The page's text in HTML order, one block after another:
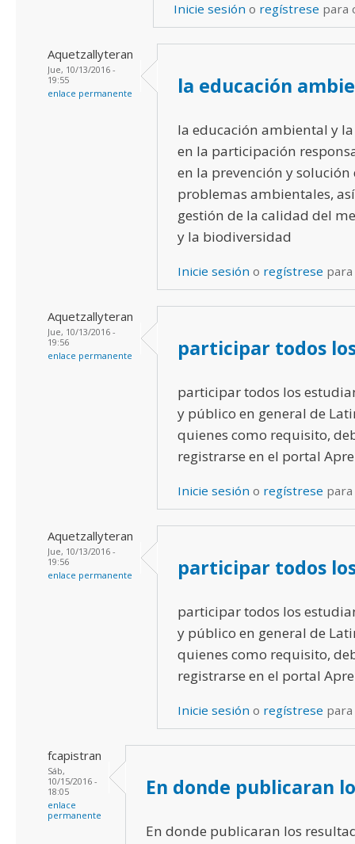
Inicie sesión o regístrese para
Aquetzallyteran
Jue, 10/13/2016 -
19:55
enlace permanente
la educación
la educación ambiental y
en la participación
en la prevención y solución
problemas ambientales,
gestión de la calidad del
y la biodiversidad
Inicie sesión o regístrese
Aquetzallyteran
Jue, 10/13/2016 -
19:56
enlace permanente
participar todos
participar todos los
y público en general de
quienes como requisito,
registrarse en el portal
Inicie sesión o regístrese
Aquetzallyteran
Jue, 10/13/2016 -
19:56
enlace permanente
participar todos
participar todos los
y público en general de
quienes como requisito,
registrarse en el portal
Inicie sesión o regístrese
fcapistran
Sáb,
10/15/2016 -
18:05
enlace
permanente
En donde publicaran
En donde publicaran los